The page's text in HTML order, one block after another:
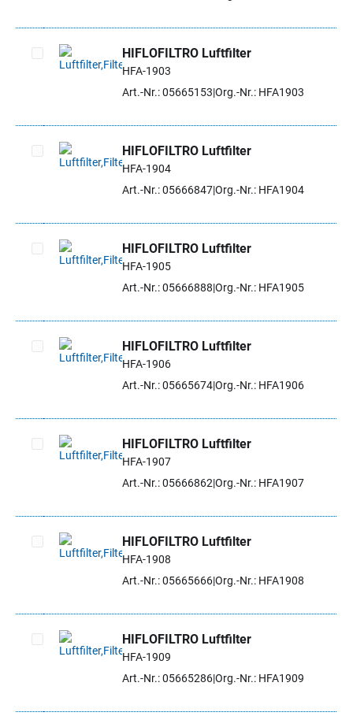
Artikel auswählen
HIFLOFILTRO Luftfilter
HFA-1903
Art.-Nr.: 05665153 Org.-Nr.: HFA1903
Artikel auswählen
HIFLOFILTRO Luftfilter
HFA-1904
Art.-Nr.: 05666847Org.-Nr.: HFA1904
Artikel auswählen
HIFLOFILTRO Luftfilter
HFA-1905
Art.-Nr.: 05666888 Org.-Nr.: HFA1905
Artikel auswählen
HIFLOFILTRO Luftfilter
HFA-1906
Art.-Nr.: 05665674Org.-Nr.: HFA1906
Artikel auswählen
HIFLOFILTRO Luftfilter
HFA-1907
Art.-Nr.: 05666862 Org.-Nr.: HFA1907
Artikel auswählen
HIFLOFILTRO Luftfilter
HFA-1908
Art.-Nr.: 05665666Org.-Nr.: HFA1908
Artikel auswählen
HIFLOFILTRO Luftfilter
HFA-1909
Art.-Nr.: 05665286Org.-Nr.: HFA1909